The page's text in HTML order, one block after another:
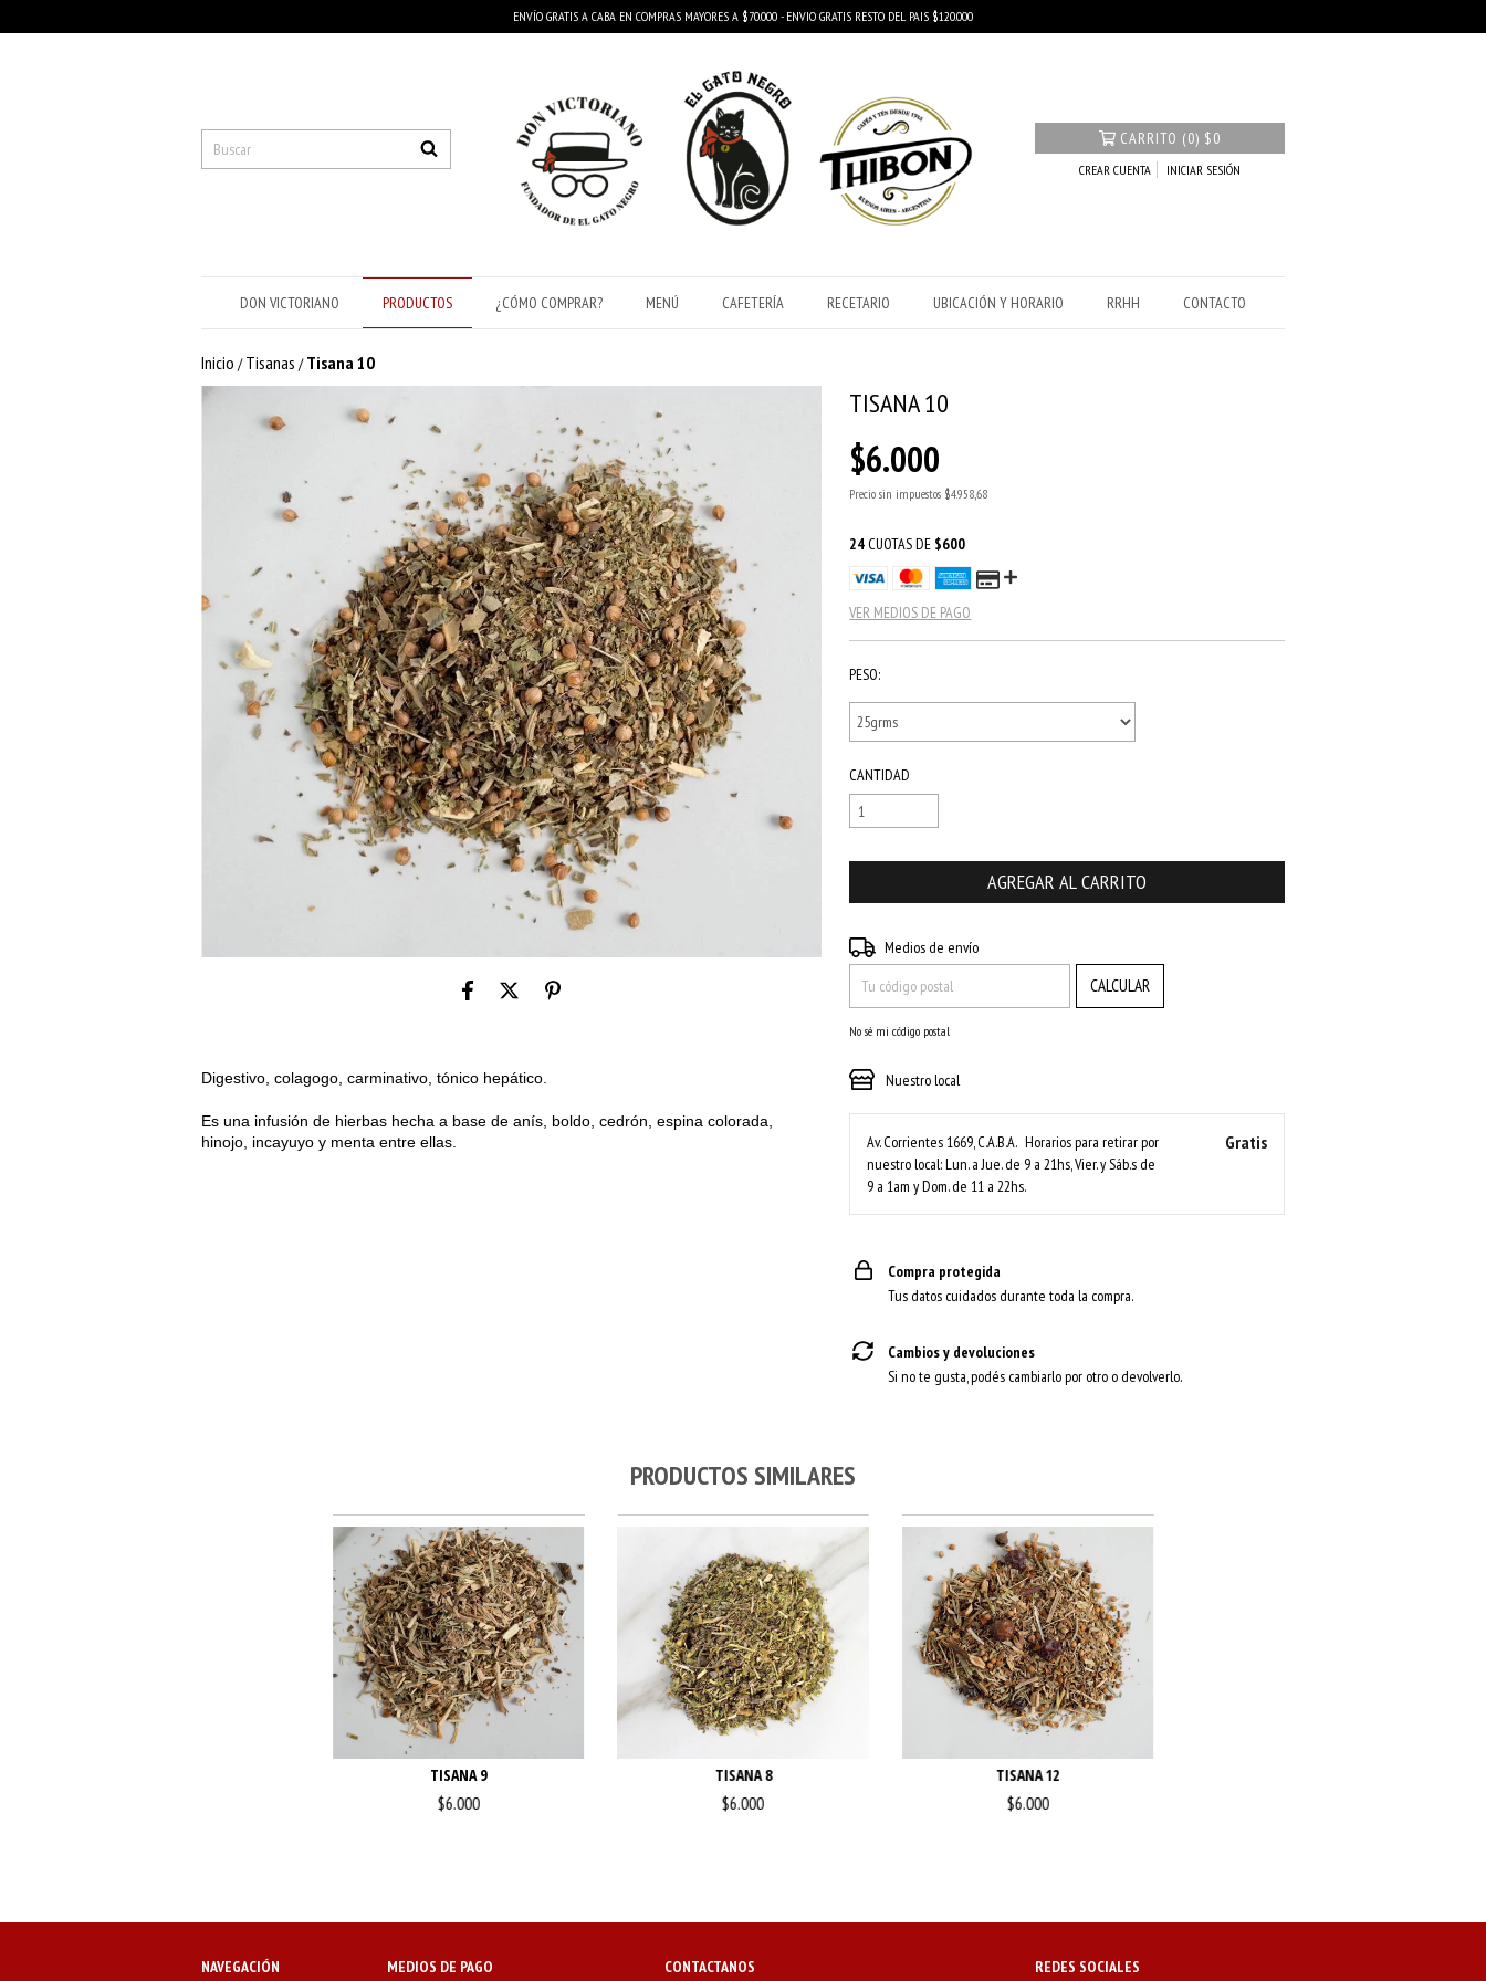
ENVÍO GRATIS A CABA EN COMPRAS MAYORES A $70.000 - ENVIO GRATIS RESTO DEL PAIS $120.000
CARRITO (0) $0
CREAR CUENTA INICIAR SESIÓN
DON VICTORIANO PRODUCTOS ¿CÓMO COMPRAR? MENÚ CAFETERÍA RECETARIO UBICACIÓN Y HORARIO RRHH CONTACTO
Inicio / Tisanas / Tisana 10
Digestivo, colagogo, carminativo, tónico hepático.
Es una infusión de hierbas hecha a base de anís, boldo, cedrón, espina colorada,
hinojo, incayuyo y menta entre ellas.
TISANA 10
$6.000
Precio sin impuestos $4.958,68
24 CUOTAS DE $600
VER MEDIOS DE PAGO
PESO:
CANTIDAD
Entregas para el CP:
Medios de envío
CALCULAR
No sé mi código postal
Nuestro local
Av. Corrientes 1669, C.A.B.A. Horarios para retirar por
nuestro local: Lun. a Jue. de 9 a 21hs, Vier. y Sáb.s de
9 a 1am y Dom. de 11 a 22hs.
Gratis
Compra protegida
Tus datos cuidados durante toda la compra.
Cambios y devoluciones
Si no te gusta, podés cambiarlo por otro o devolverlo.
PRODUCTOS SIMILARES
TISANA 9
$6.000
TISANA 8
$6.000
TISANA 12
$6.000
NAVEGACIÓN MEDIOS DE PAGO CONTACTANOS REDES SOCIALES